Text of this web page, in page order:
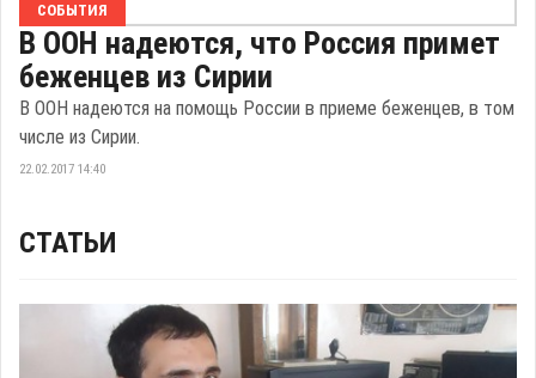
СОБЫТИЯ
В ООН надеются, что Россия примет
беженцев из Сирии
В ООН надеются на помощь России в приеме беженцев, в том
числе из Сирии.
22.02.2017 14:40
СТАТЬИ